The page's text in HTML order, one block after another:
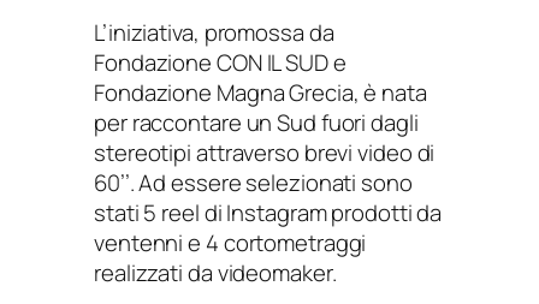
L’iniziativa, promossa da
Fondazione CON IL SUD e
Fondazione Magna Grecia, è nata
per raccontare un Sud fuori dagli
stereotipi attraverso brevi video di
60’’. Ad essere selezionati sono
stati 5 reel di Instagram prodotti da
ventenni e 4 cortometraggi
realizzati da videomaker.